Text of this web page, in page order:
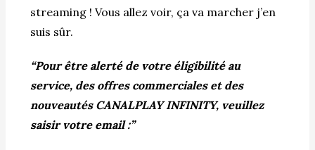
streaming ! Vous allez voir, ça va marcher j’en
suis sûr.
“Pour être alerté de votre éligibilité au
service, des offres commerciales et des
nouveautés CANALPLAY INFINITY, veuillez
saisir votre email :”